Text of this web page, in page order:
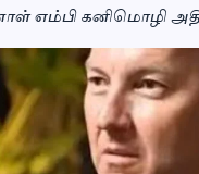
எம்பி கனிமொழி